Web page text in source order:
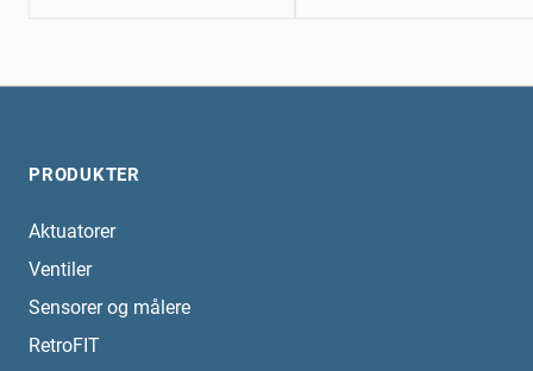
PRODUKTER
Aktuatorer
Ventiler
Sensorer og målere
RetroFIT